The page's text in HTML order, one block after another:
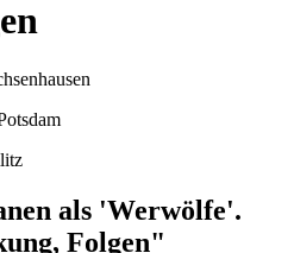
als 'Werwölfe'.
Folgen"